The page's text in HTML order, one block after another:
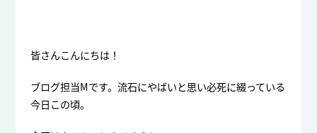
皆さんこんにちは！
ブログ担当Mです。流石にやばいと思い必死に綴っている
今日この頃。